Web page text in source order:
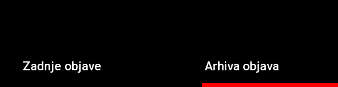
Zadnje objave Arhiva objava